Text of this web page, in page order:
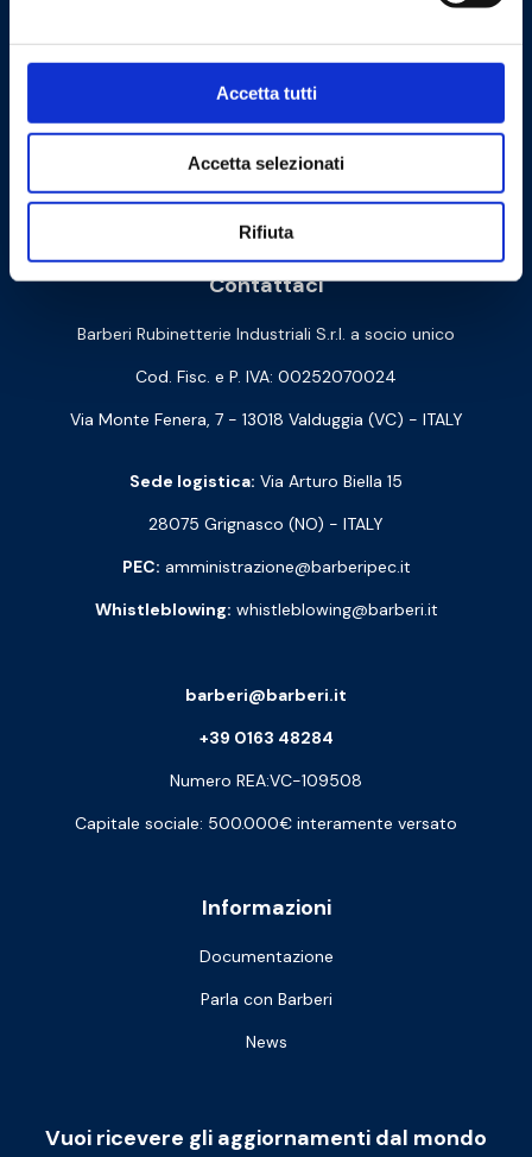
Accetta tutti
Accetta selezionati
Rifiuta
Cookie Policy Privacy Policy
Contattaci
Barberi Rubinetterie Industriali S.r.l. a socio unico
Cod. Fisc. e P. IVA: 00252070024
Via Monte Fenera, 7 - 13018 Valduggia (VC) - ITALY
Sede logistica: Via Arturo Biella 15
28075 Grignasco (NO) - ITALY
PEC: amministrazione@barberipec.it
Whistleblowing: whistleblowing@barberi.it
Informazioni
Documentazione
Parla con Barberi
News
barberi@barberi.it
+39 0163 48284
Numero REA:VC-109508
Capitale sociale: 500.000€ interamente versato
Vuoi ricevere gli aggiornamenti dal mondo